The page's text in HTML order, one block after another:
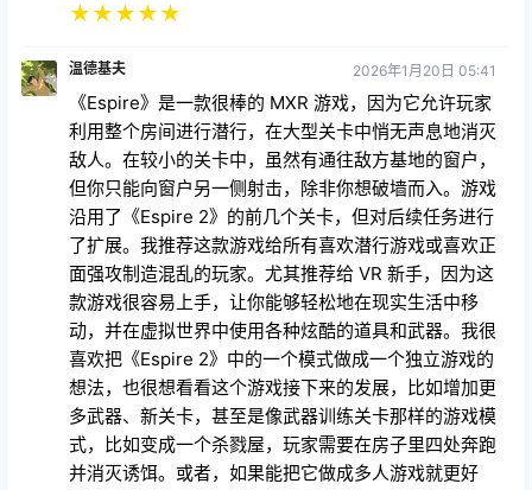
★★★★★
温德基夫 2026年1月20日 05:41
《Espire》是一款很棒的 MXR 游戏，因为它允许玩家
利用整个房间进行潜行，在大型关卡中悄无声息地消灭
敌人。在较小的关卡中，虽然有通往敌方基地的窗户，
但你只能向窗户另一侧射击，除非你想破墙而入。游戏
沿用了《Espire 2》的前几个关卡，但对后续任务进行
了扩展。我推荐这款游戏给所有喜欢潜行游戏或喜欢正
面强攻制造混乱的玩家。尤其推荐给 VR 新手，因为这
款游戏很容易上手，让你能够轻松地在现实生活中移
动，并在虚拟世界中使用各种炫酷的道具和武器。我很
喜欢把《Espire 2》中的一个模式做成一个独立游戏的
想法，也很想看看这个游戏接下来的发展，比如增加更
多武器、新关卡，甚至是像武器训练关卡那样的游戏模
式，比如变成一个杀戮屋，玩家需要在房子里四处奔跑
并消灭诱饵。或者，如果能把它做成多人游戏就更好